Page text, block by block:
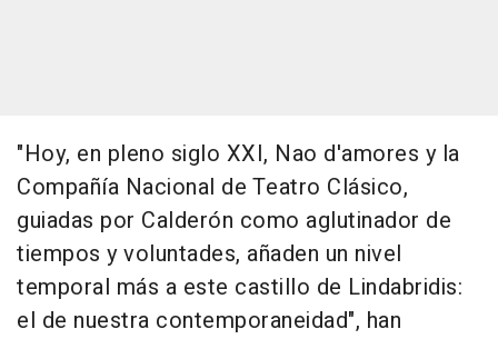
"Hoy, en pleno siglo XXI, Nao d'amores y la
Compañía Nacional de Teatro Clásico,
guiadas por Calderón como aglutinador de
tiempos y voluntades, añaden un nivel
temporal más a este castillo de Lindabridis:
el de nuestra contemporaneidad", han